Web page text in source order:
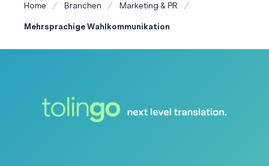
Home Branchen Marketing & PR
Mehrsprachige Wahlkommunikation